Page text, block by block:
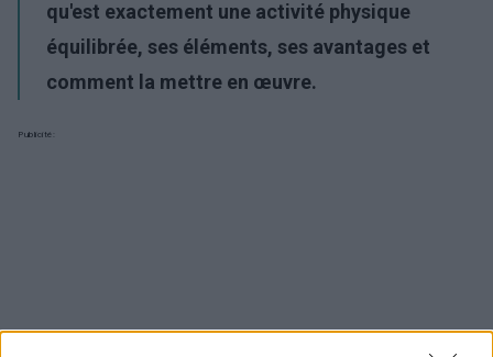
qu'est exactement une activité physique
équilibrée, ses éléments, ses avantages et
comment la mettre en œuvre.
Publicité: